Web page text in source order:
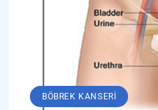
BÖBREK KANSERI